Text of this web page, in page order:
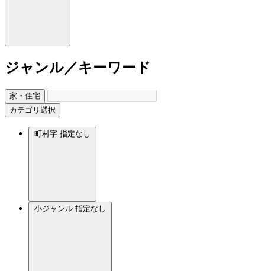
ジャンル／キーワード
家・住宅
カテゴリ選択
町村字 指定なし
小ジャンル 指定なし